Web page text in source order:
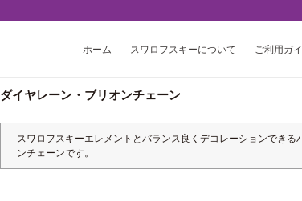
ホーム スワロフスキーについて ご利用ガ
ダイヤレーン・ブリオンチェーン
スワロフスキーエレメントとバランス良くデコレーションでき
ンチェーンです。